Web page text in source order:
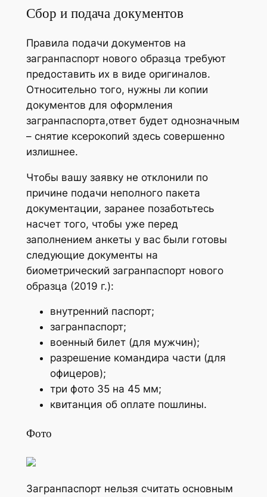
Сбор и подача документов
Правила подачи документов на
загранпаспорт нового образца требуют
предоставить их в виде оригиналов.
Относительно того, нужны ли копии
документов для оформления
загранпаспорта,ответ будет однозначным
– снятие ксерокопий здесь совершенно
излишнее.
Чтобы вашу заявку не отклонили по
причине подачи неполного пакета
документации, заранее позаботьтесь
насчет того, чтобы уже перед
заполнением анкеты у вас были готовы
следующие документы на
биометрический загранпаспорт нового
образца (2019 г.):
внутренний паспорт;
загранпаспорт;
военный билет (для мужчин);
разрешение командира части (для
офицеров);
три фото 35 на 45 мм;
квитанция об оплате пошлины.
Фото
Загранпаспорт нельзя считать основным